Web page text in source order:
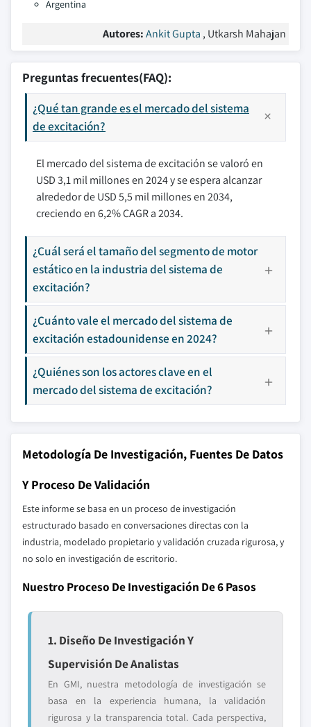
Argentina
Autores:Ankit Gupta , Utkarsh Mahajan
Preguntas frecuentes(FAQ):
¿Qué tan grande es el mercado del sistema
de excitación?
El mercado del sistema de excitación se valoró en
USD 3,1 mil millones en 2024 y se espera alcanzar
alrededor de USD 5,5 mil millones en 2034,
creciendo en 6,2% CAGR a 2034.
¿Cuál será el tamaño del segmento de motor
estático en la industria del sistema de
excitación?
¿Cuánto vale el mercado del sistema de
excitación estadounidense en 2024?
¿Quiénes son los actores clave en el
mercado del sistema de excitación?
Metodología De Investigación, Fuentes De Datos
Y Proceso De Validación
Este informe se basa en un proceso de investigación
estructurado basado en conversaciones directas con la
industria, modelado propietario y validación cruzada rigurosa, y
no solo en investigación de escritorio.
Nuestro Proceso De Investigación De 6 Pasos
1. Diseño De Investigación Y
Supervisión De Analistas
En GMI, nuestra metodología de investigación se
basa en la experiencia humana, la validación
rigurosa y la transparencia total. Cada perspectiva,